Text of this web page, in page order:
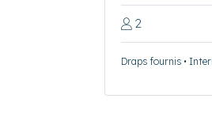
2
Draps fournis •